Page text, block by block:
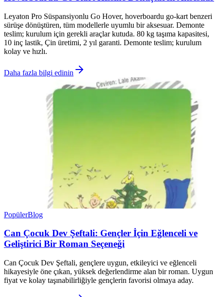
Leyaton Pro Süspansiyonlu Go Hover, hoverboardu go-kart benzeri
sürüşe dönüştüren, tüm modellerle uyumlu bir aksesuar. Demonte
teslim; kurulum için gerekli araçlar kutuda. 80 kg taşıma kapasitesi,
10 inç lastik, Çin üretimi, 2 yıl garanti. Demonte teslim; kurulum
kolay ve hızlı.
Daha fazla bilgi edinin
PopülerBlog
Can Çocuk Dev Şeftali: Gençler İçin Eğlenceli ve
Geliştirici Bir Roman Seçeneği
Can Çocuk Dev Şeftali, gençlere uygun, etkileyici ve eğlenceli
hikayesiyle öne çıkan, yüksek değerlendirme alan bir roman. Uygun
fiyat ve kolay taşınabilirliğiyle gençlerin favorisi olmaya aday.